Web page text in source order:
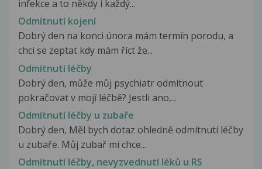
infekce a to někdy i každý...
Odmítnutí kojení
Dobrý den na konci února mám termín porodu, a
chci se zeptat kdy mám říct že...
Odmítnutí léčby
Dobrý den, může můj psychiatr odmítnout
pokračovat v mojí léčbě? Jestli ano,...
Odmítnutí léčby u zubaře
Dobrý den, Měl bych dotaz ohledně odmítnutí léčby
u zubaře. Můj zubař mi chce...
Odmítnutí léčby, nevyzvednutí léků u RS